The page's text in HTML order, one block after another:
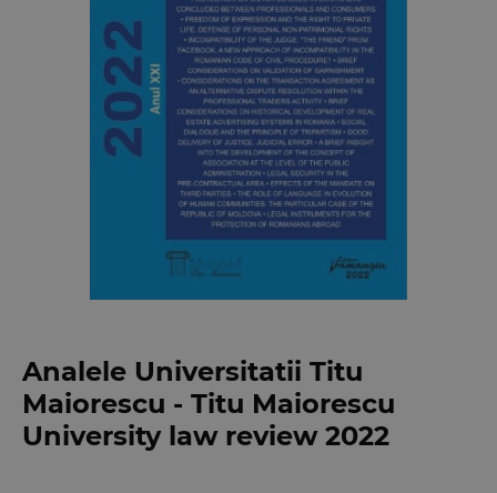
Analele Universitatii Titu
Maiorescu - Titu Maiorescu
University law review 2022